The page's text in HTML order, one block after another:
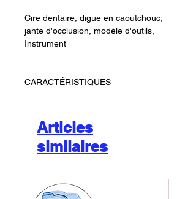
Cire dentaire, digue en caoutchouc,
jante d'occlusion, modèle d'outils,
Instrument
CARACTÉRISTIQUES
Articles
similaires